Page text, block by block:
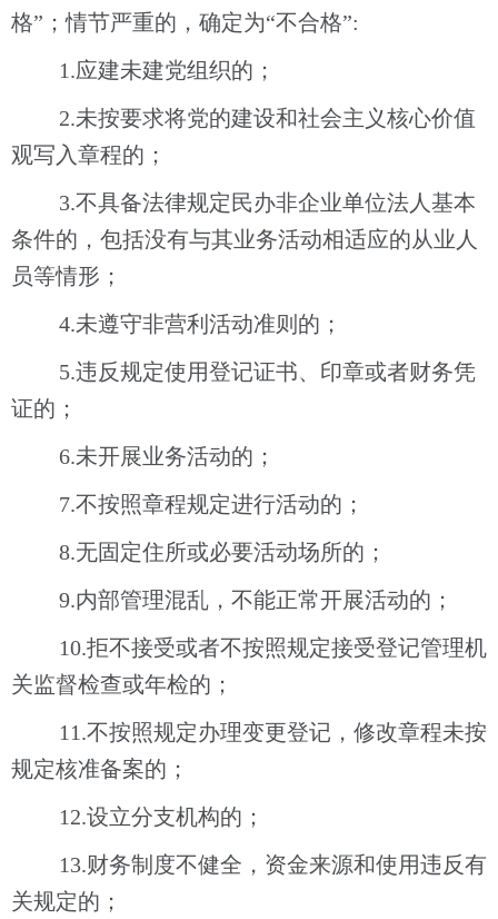
格”；情节严重的，确定为“不合格”:
1.应建未建党组织的；
2.未按要求将党的建设和社会主义核心价值
观写入章程的；
3.不具备法律规定民办非企业单位法人基本
条件的，包括没有与其业务活动相适应的从业人
员等情形；
4.未遵守非营利活动准则的；
5.违反规定使用登记证书、印章或者财务凭
证的；
6.未开展业务活动的；
7.不按照章程规定进行活动的；
8.无固定住所或必要活动场所的；
9.内部管理混乱，不能正常开展活动的；
10.拒不接受或者不按照规定接受登记管理机
关监督检查或年检的；
11.不按照规定办理变更登记，修改章程未按
规定核准备案的；
12.设立分支机构的；
13.财务制度不健全，资金来源和使用违反有
关规定的；